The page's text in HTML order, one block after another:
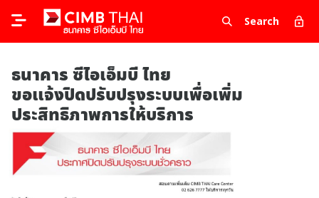
Search
ธนาคาร ซีไอเอ็มบี ไทย
ขอแจ้งปิดปรับปรุงระบบเพื่อเพิ่ม
ประสิทธิภาพการให้บริการ